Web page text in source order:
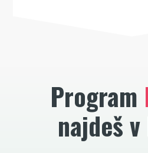
Program
najdeš